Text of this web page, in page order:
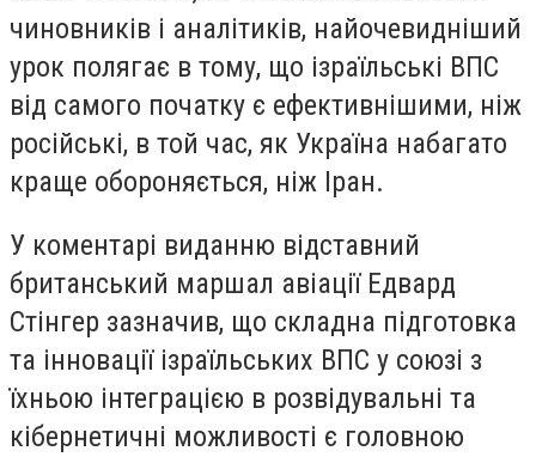
чиновників і аналітиків, найочевидніший
урок полягає в тому, що ізраїльські ВПС
від самого початку є ефективнішими, ніж
російські, в той час, як Україна набагато
краще обороняється, ніж Іран.
У коментарі виданню відставний
британський маршал авіації Едвард
Стінгер зазначив, що складна підготовка
та інновації ізраїльських ВПС у союзі з
їхньою інтеграцією в розвідувальні та
кібернетичні можливості є головною